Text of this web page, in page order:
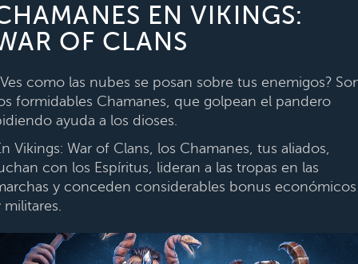
EN VIKINGS:
OF CLANS
como las nubes se posan sobre tus enemigos?
formidables Chamanes, que golpean el pandero
ayuda a los dioses.
Vikings: War of Clans, los Chamanes, tus aliados,
con los Espíritus, lideran a las tropas en las
y conceden considerables bonus económicos
militares.